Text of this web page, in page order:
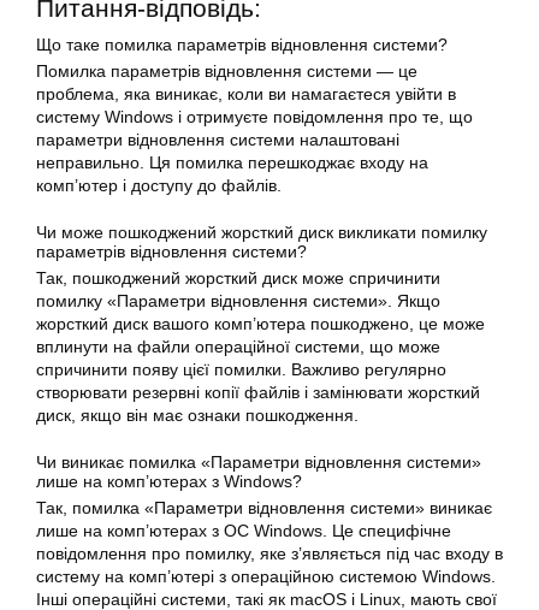
Питання-відповідь:
Що таке помилка параметрів відновлення системи?
Помилка параметрів відновлення системи — це
проблема, яка виникає, коли ви намагаєтеся увійти в
систему Windows і отримуєте повідомлення про те, що
параметри відновлення системи налаштовані
неправильно. Ця помилка перешкоджає входу на
комп’ютер і доступу до файлів.
Чи може пошкоджений жорсткий диск викликати помилку
параметрів відновлення системи?
Так, пошкоджений жорсткий диск може спричинити
помилку «Параметри відновлення системи». Якщо
жорсткий диск вашого комп’ютера пошкоджено, це може
вплинути на файли операційної системи, що може
спричинити появу цієї помилки. Важливо регулярно
створювати резервні копії файлів і замінювати жорсткий
диск, якщо він має ознаки пошкодження.
Чи виникає помилка «Параметри відновлення системи»
лише на комп’ютерах з Windows?
Так, помилка «Параметри відновлення системи» виникає
лише на комп’ютерах з ОС Windows. Це специфічне
повідомлення про помилку, яке з’являється під час входу в
систему на комп’ютері з операційною системою Windows.
Інші операційні системи, такі як macOS і Linux, мають свої